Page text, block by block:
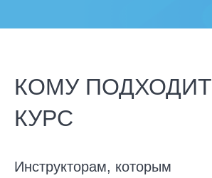
КОМУ ПОДХОДИТ
КУРС
Инструкторам, которым